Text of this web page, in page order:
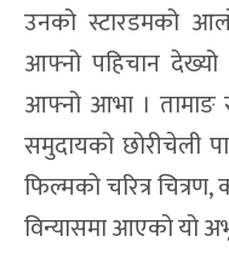
उनको स्टारडमको
आफ्नो पहिचान देख्यो
आफ्नो आभा । तामाङ
समुदायको छोरीचेली
फिल्मको चरित्र चित्रण,
विन्यासमा आएको यो